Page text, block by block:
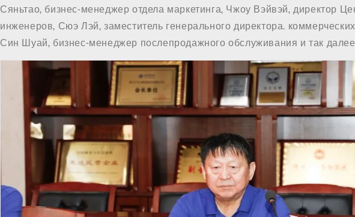
Сяньтао, бизнес-менеджер отдела маркетинга, Чжоу Вэйвэй, директор
инженеров, Сюэ Лэй, заместитель генерального директора.
Син Шуай, бизнес-менеджер послепродажного обслуживания и так